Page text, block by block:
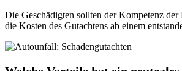
Die Geschädigten sollten der Kompetenz
die Kosten des Gutachtens ab einem